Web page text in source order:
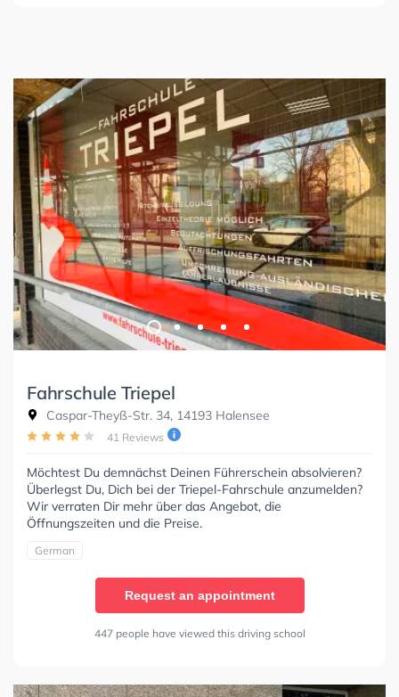
Fahrschule Triepel
Caspar-Theyß-Str. 34, 14193 Halensee
41 Reviews
Möchtest Du demnächst Deinen Führerschein absolvieren?
Überlegst Du, Dich bei der Triepel-Fahrschule anzumelden?
Wir verraten Dir mehr über das Angebot, die
Öffnungszeiten und die Preise.
German
Request an appointment
447 people have viewed this driving school